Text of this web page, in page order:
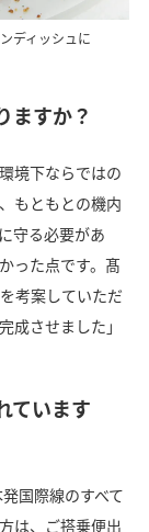
ディッシュに
ますか？
境下ならではの
もともとの機内
守る必要があ
った点です。髙
考案していただ
成させました」
ています
国際線のすべて
は、ご搭乗便出